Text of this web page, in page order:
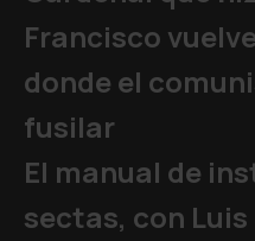
Francisco
donde el
fusilar
El manual de
sectas, con